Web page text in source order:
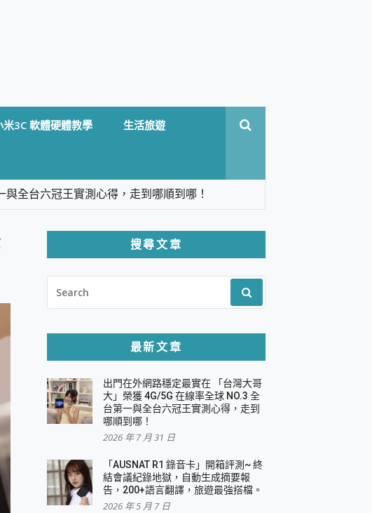
米3C 軟體硬體教學 生活旅遊
全台六冠王實測心得，走到哪順到哪！
SpotCam Solo 3 2.5K高畫質戶外攝影機 開箱 評
商務筆電 Copilot+ PC
久續航與 IP69K 高防護
頭貼與軍規防摔殼完整開箱評價
開箱 評測
卡
優惠，一篇全看懂
囊投影機｜結合「 智慧投影 & 煥彩流動 」的沈浸
X 系列 輕量無線電競滑鼠 開箱 評測
，多工辦公、爽度滿滿的終極桌面體驗
配件品牌
動」好康大放送
急速行動電源 開箱 評測
搜尋文章
FOR:
最新文章
出門在外網路穩定最實在 「台灣大哥
大」榮獲 4G/5G 在線率全球 NO.3 全
台第一與全台六冠王實測心得，走到
哪順到哪！
2026 年 7 月 31 日
「AUSNAT R1 錄音卡」開箱評測~ 終
結會議紀錄地獄，自動生成摘要報
告，200+語言翻譯，旅遊最強搭檔。
2026 年 5 月 7 日